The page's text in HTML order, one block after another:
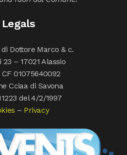
Legals
Dottore Marco & c.
23 – 17021 Alassio
CF 01075640092
Cciaa di Savona
del 4/2/1997
– Privacy